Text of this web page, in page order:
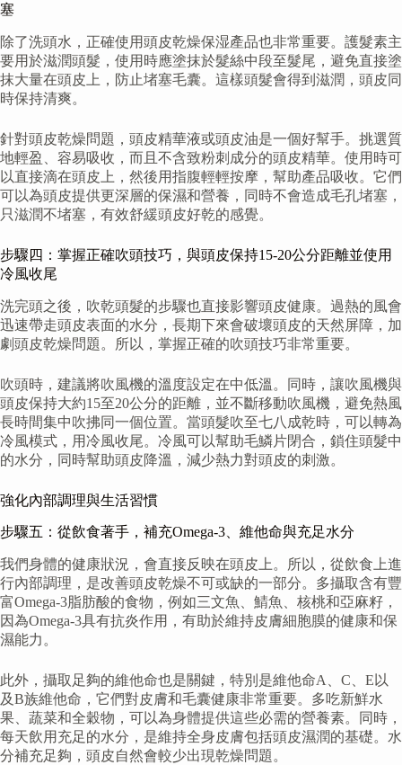
塞
除了洗頭水，正確使用頭皮乾燥保湿產品也非常重要。護髮素主
要用於滋潤頭髮，使用時應塗抹於髮絲中段至髮尾，避免直接塗
抹大量在頭皮上，防止堵塞毛囊。這樣頭髮會得到滋潤，頭皮同
時保持清爽。
針對頭皮乾燥問題，頭皮精華液或頭皮油是一個好幫手。挑選質
地輕盈、容易吸收，而且不含致粉刺成分的頭皮精華。使用時可
以直接滴在頭皮上，然後用指腹輕輕按摩，幫助產品吸收。它們
可以為頭皮提供更深層的保濕和營養，同時不會造成毛孔堵塞，
只滋潤不堵塞，有效舒緩頭皮好乾的感覺。
步驟四：掌握正確吹頭技巧，與頭皮保持15-20公分距離並使用
冷風收尾
洗完頭之後，吹乾頭髮的步驟也直接影響頭皮健康。過熱的風會
迅速帶走頭皮表面的水分，長期下來會破壞頭皮的天然屏障，加
劇頭皮乾燥問題。所以，掌握正確的吹頭技巧非常重要。
吹頭時，建議將吹風機的溫度設定在中低溫。同時，讓吹風機與
頭皮保持大約15至20公分的距離，並不斷移動吹風機，避免熱風
長時間集中吹拂同一個位置。當頭髮吹至七八成乾時，可以轉為
冷風模式，用冷風收尾。冷風可以幫助毛鱗片閉合，鎖住頭髮中
的水分，同時幫助頭皮降溫，減少熱力對頭皮的刺激。
強化內部調理與生活習慣
步驟五：從飲食著手，補充Omega-3、維他命與充足水分
我們身體的健康狀況，會直接反映在頭皮上。所以，從飲食上進
行內部調理，是改善頭皮乾燥不可或缺的一部分。多攝取含有豐
富Omega-3脂肪酸的食物，例如三文魚、鯖魚、核桃和亞麻籽，
因為Omega-3具有抗炎作用，有助於維持皮膚細胞膜的健康和保
濕能力。
此外，攝取足夠的維他命也是關鍵，特別是維他命A、C、E以
及B族維他命，它們對皮膚和毛囊健康非常重要。多吃新鮮水
果、蔬菜和全穀物，可以為身體提供這些必需的營養素。同時，
每天飲用充足的水分，是維持全身皮膚包括頭皮濕潤的基礎。水
分補充足夠，頭皮自然會較少出現乾燥問題。